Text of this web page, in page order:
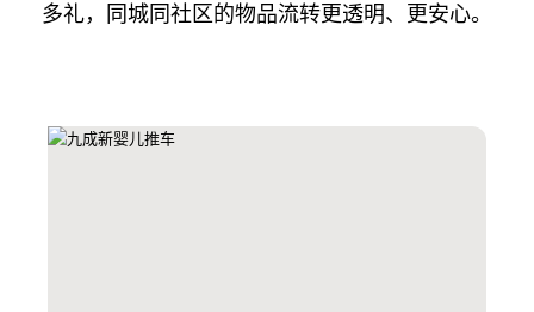
多礼，同城同社区的物品流转更透明、更安心。